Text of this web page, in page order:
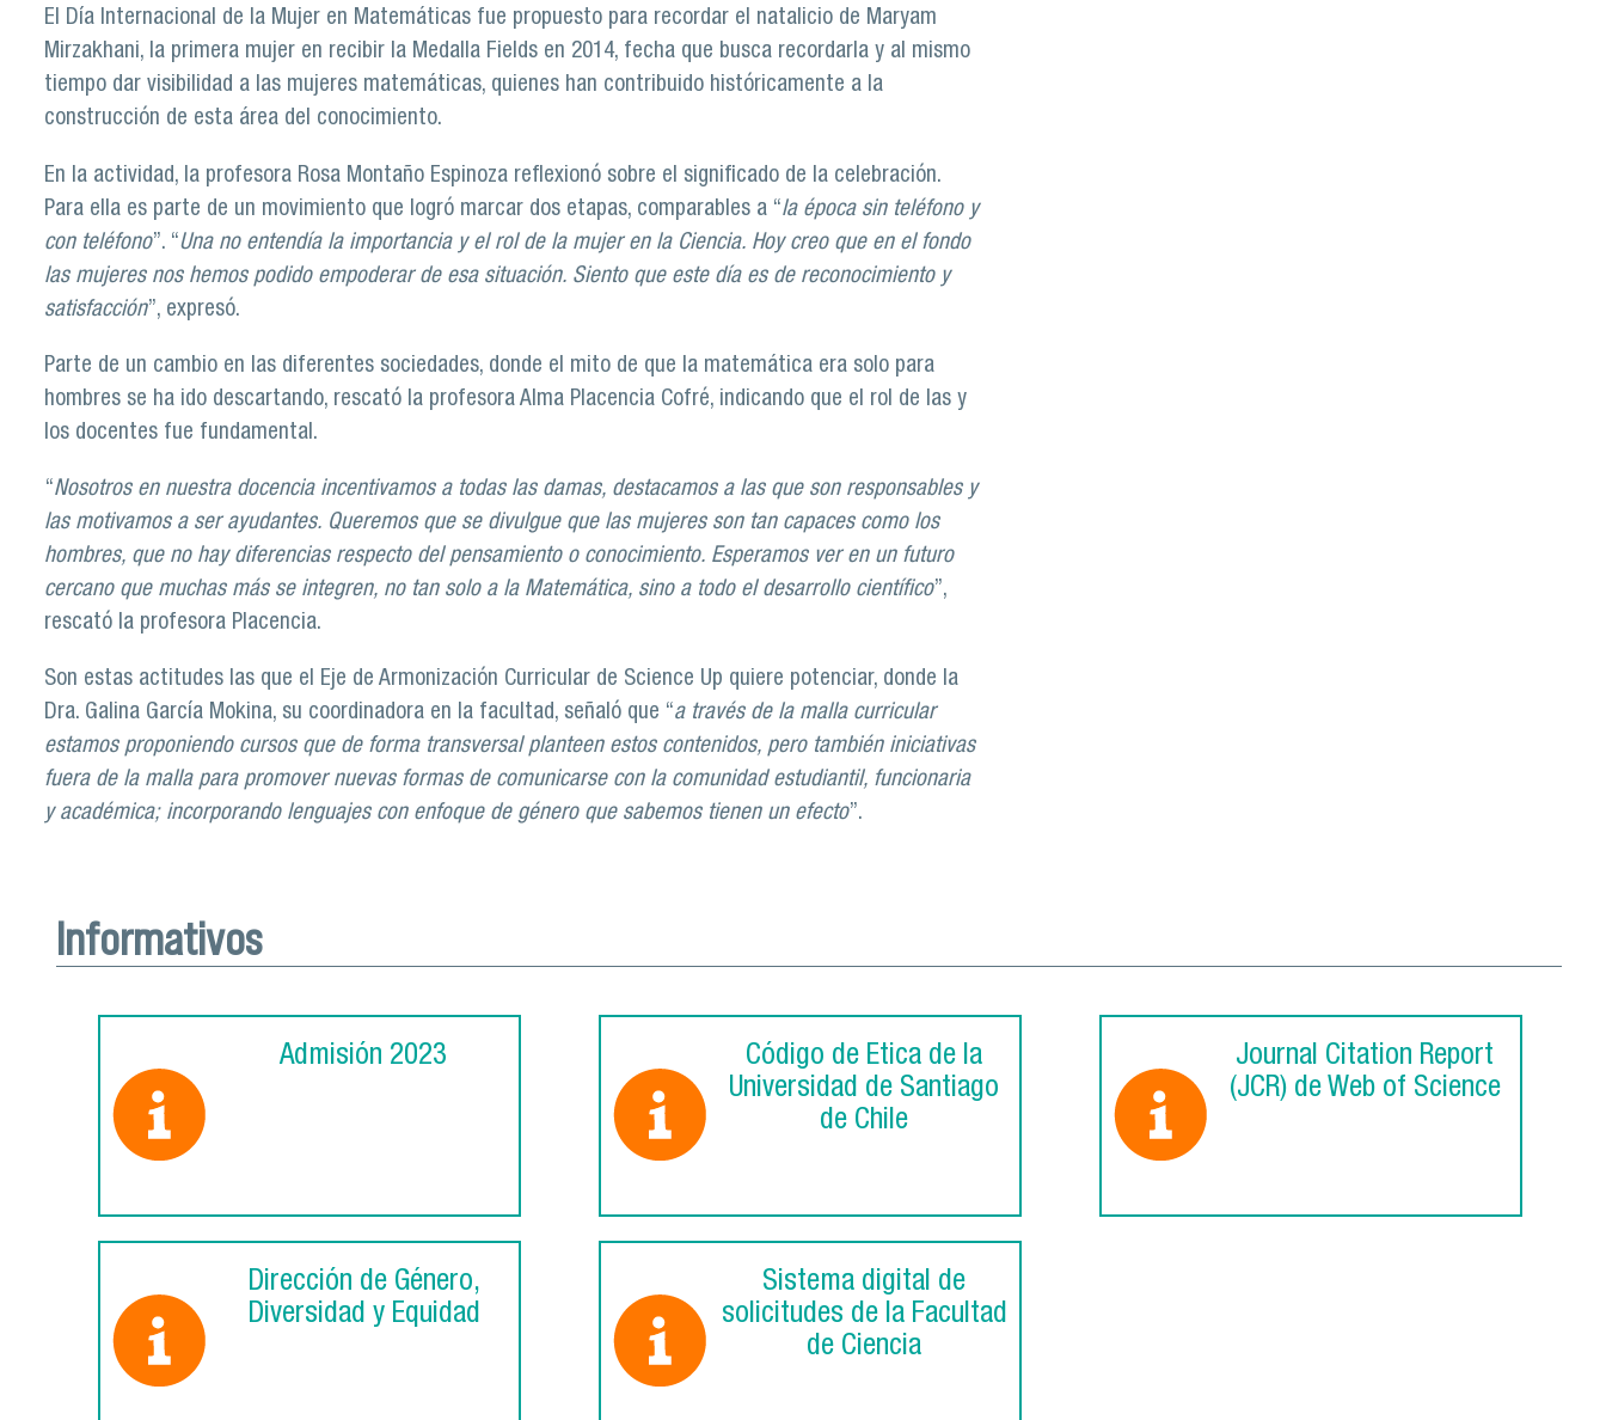
El Día Internacional de la Mujer en Matemáticas fue propuesto para recordar el natalicio de Maryam
Mirzakhani, la primera mujer en recibir la Medalla Fields en 2014, fecha que busca recordarla y al mismo
tiempo dar visibilidad a las mujeres matemáticas, quienes han contribuido históricamente a la
construcción de esta área del conocimiento.
En la actividad, la profesora Rosa Montaño Espinoza reflexionó sobre el significado de la celebración.
Para ella es parte de un movimiento que logró marcar dos etapas, comparables a “la época sin teléfono y
con teléfono”. “Una no entendía la importancia y el rol de la mujer en la Ciencia. Hoy creo que en el fondo
las mujeres nos hemos podido empoderar de esa situación. Siento que este día es de reconocimiento y
satisfacción”, expresó.
Parte de un cambio en las diferentes sociedades, donde el mito de que la matemática era solo para
hombres se ha ido descartando, rescató la profesora Alma Placencia Cofré, indicando que el rol de las y
los docentes fue fundamental.
“Nosotros en nuestra docencia incentivamos a todas las damas, destacamos a las que son responsables y
las motivamos a ser ayudantes. Queremos que se divulgue que las mujeres son tan capaces como los
hombres, que no hay diferencias respecto del pensamiento o conocimiento. Esperamos ver en un futuro
cercano que muchas más se integren, no tan solo a la Matemática, sino a todo el desarrollo científico”,
rescató la profesora Placencia.
Son estas actitudes las que el Eje de Armonización Curricular de Science Up quiere potenciar, donde la
Dra. Galina García Mokina, su coordinadora en la facultad, señaló que “a través de la malla curricular
estamos proponiendo cursos que de forma transversal planteen estos contenidos, pero también iniciativas
fuera de la malla para promover nuevas formas de comunicarse con la comunidad estudiantil, funcionaria
y académica; incorporando lenguajes con enfoque de género que sabemos tienen un efecto”.
Informativos
Admisión 2023
Código de Ética de la
Universidad de Santiago
de Chile
Journal Citation Report
(JCR) de Web of Science
Dirección de Género,
Diversidad y Equidad
Sistema digital de
solicitudes de la Facultad
de Ciencia